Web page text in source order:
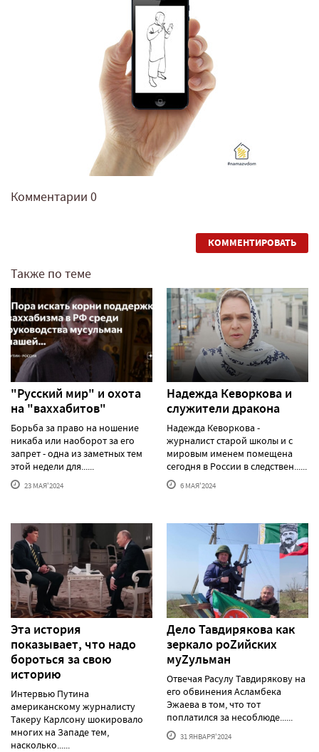
Комментарии 0
КОММЕНТИРОВАТЬ
Также по теме
"Русский мир" и охота
на "ваххабитов"
Борьба за право на ношение
никаба или наоборот за его
запрет - одна из заметных тем
этой недели для......
23 МАЯ'2024
Надежда Кеворкова и
служители дракона
Надежда Кеворкова -
журналист старой школы и с
мировым именем помещена
сегодня в России в следствен......
6 МАЯ'2024
Эта история
показывает, что надо
бороться за свою
историю
Интервью Путина
американскому журналисту
Такеру Карлсону шокировало
многих на Западе тем,
насколько......
Дело Тавдирякова как
зеркало роZийских
муZульман
Отвечая Расулу Тавдирякову на
его обвинения Асламбека
Эжаева в том, что тот
поплатился за несоблюде......
31 ЯНВАРЯ'2024